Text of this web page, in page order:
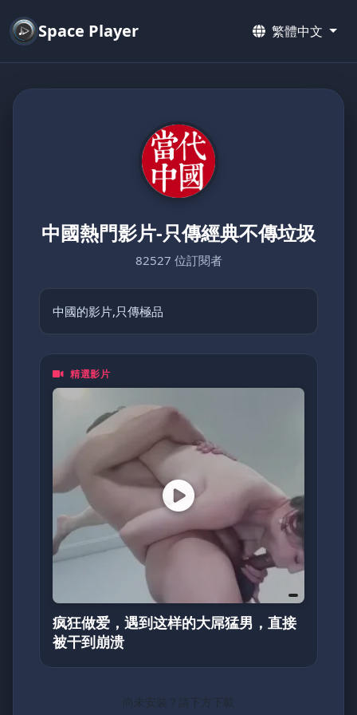
Space Player 繁體中文
中國熱門影片-只傳經典不傳垃圾
82527 位訂閱者
中國的影片,只傳極品
精選影片
疯狂做爱，遇到这样的大屌猛男，直接
被干到崩溃
尚未安裝？請下方下載